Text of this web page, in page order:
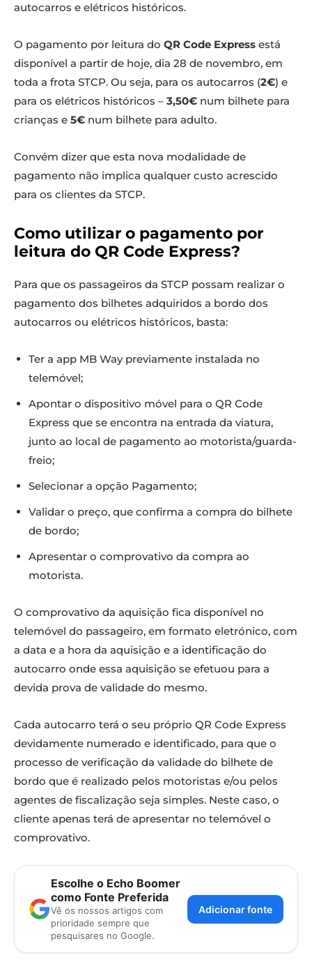
autocarros e elétricos históricos.
O pagamento por leitura do QR Code Express está
disponível a partir de hoje, dia 28 de novembro, em
toda a frota STCP. Ou seja, para os autocarros (2€) e
para os elétricos históricos – 3,50€ num bilhete para
crianças e 5€ num bilhete para adulto.
Convém dizer que esta nova modalidade de
pagamento não implica qualquer custo acrescido
para os clientes da STCP.
Como utilizar o pagamento por
leitura do QR Code Express?
Para que os passageiros da STCP possam realizar o
pagamento dos bilhetes adquiridos a bordo dos
autocarros ou elétricos históricos, basta:
Ter a app MB Way previamente instalada no
telemóvel;
Apontar o dispositivo móvel para o QR Code
Express que se encontra na entrada da viatura,
junto ao local de pagamento ao motorista/guarda-
freio;
Selecionar a opção Pagamento;
Validar o preço, que confirma a compra do bilhete
de bordo;
Apresentar o comprovativo da compra ao
motorista.
O comprovativo da aquisição fica disponível no
telemóvel do passageiro, em formato eletrónico, com
a data e a hora da aquisição e a identificação do
autocarro onde essa aquisição se efetuou para a
devida prova de validade do mesmo.
Cada autocarro terá o seu próprio QR Code Express
devidamente numerado e identificado, para que o
processo de verificação da validade do bilhete de
bordo que é realizado pelos motoristas e/ou pelos
agentes de fiscalização seja simples. Neste caso, o
cliente apenas terá de apresentar no telemóvel o
comprovativo.
Escolhe o Echo Boomer
como Fonte Preferida
Vê os nossos artigos com
prioridade sempre que
pesquisares no Google.
Adicionar fonte